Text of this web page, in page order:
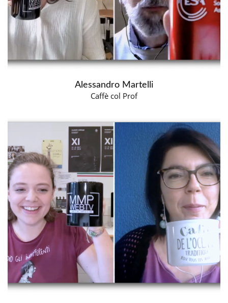
Alessandro Martelli
Caffè col Prof